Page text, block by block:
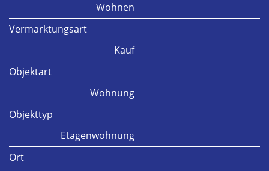
Wohnen
Vermarktungsart
Kauf
Objektart
Wohnung
Objekttyp
Etagenwohnung
Ort